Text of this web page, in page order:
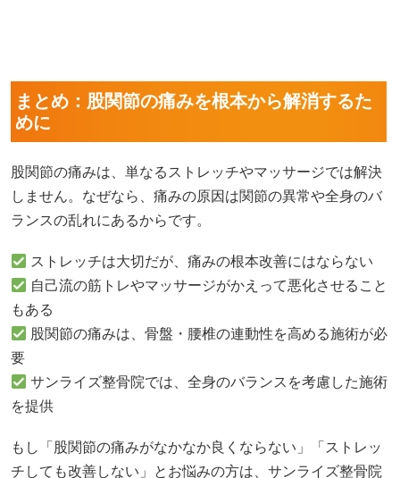
まとめ：股関節の痛みを根本から解消するた
めに
股関節の痛みは、単なるストレッチやマッサージでは解決
しません。なぜなら、痛みの原因は関節の異常や全身のバ
ランスの乱れにあるからです。
ストレッチは大切だが、痛みの根本改善にはならない
自己流の筋トレやマッサージがかえって悪化させること
もある
股関節の痛みは、骨盤・腰椎の連動性を高める施術が必
要
サンライズ整骨院では、全身のバランスを考慮した施術
を提供
もし「股関節の痛みがなかなか良くならない」「ストレッ
チしても改善しない」とお悩みの方は、サンライズ整骨院